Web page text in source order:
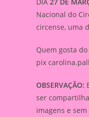
Nacional do
circense, uma
Quem gosta
pix
OBSERVAÇÃO:
ser
imagens e